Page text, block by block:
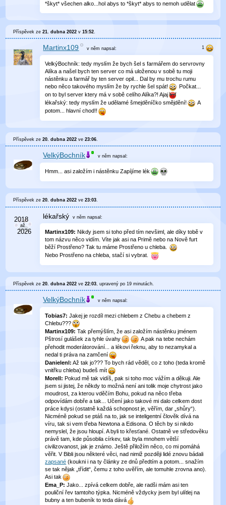
*škyt* všechen alko...hol abys to *škyt* abys to nemoh udělat
Příspěvek ze21. dubna 2022 v15:52
Martinx109 v němnapsal:
VelkýBochník: tedy myslím že bych šel s farmářem do servrovny
Alíka a našel bych ten server co má uloženou v sobě tu moji
nástěnku a farmář by ten server opil... Dal by mu trochu rumu
nebo něco takového myslím že by rychle šel spát!
Počkat...
on to byl server ktery má v sobě celího Alíka?! Ajaj
lékařský: tedy myslím že udělamé šmejděníčko smějdění!
A
potom... hlavní chod!!
Příspěvek ze20. dubna 2022 ve23:06
VelkýBochník v němnapsal:
Hmm... asi založím i nástěnku Zapíjíme lék
Příspěvek ze20. dubna 2022 ve23:03
lékařský v něm napsal:
Martinx109: Nikdy jsem si toho před tím nevšiml, ale díky tobě v
tom názvu něco vidím. Víte jak asi na Primě nebo na Nově furt
běží Prostřeno? Tak tu máme Prostřeno u chleba.
Nebo Prostřeno na chleba, stačí si vybrat.
Příspěvek ze20. dubna 2022 ve22:03 , upravenýpo 19 minutách
VelkýBochník v němnapsal:
Tobias7: Jakej je rozdíl mezi chlebem z Chebu a chebem z
Chlebu???
Martinx109: Tak přemýšlím, že asi založím nástěnku jménem
Pštrosí gulášek za tyhle úvahy
A pak na tebe nechám
přehodit moderátorování... a lékovi řeknu, aby to nezamykal a
nedal ti práva na zamčení
Danielenl: Až tak jo??? To bych rád věděl, co z toho (teda kromě
vnitřku chleba) budeš mít
Morell: Pokud mě tak vidíš, pak si toho moc vážím a děkuji. Ale
jsem si jistej, že někdy to možná není ani tolik moje chytrost jako
moudrost, za kterou vděčím Bohu, pokud na něco třeba
odpovídám dobře a tak... Učení jako takové mi dalo celkem dost
práce kdysi (ostatně každá schopnost je, věřím, dar „shůry“).
Nicméně pokud se ptáš na to, jak se inteligentní člověk dívá na
víru, tak si vem třeba Newtona a Edisona. O těch by si nikdo
nemyslel, že jsou hloupí. A byli to křesťané. Ostatně ve středověku
právě tam, kde působila církev, tak byla mnohem větší
civilizovanost, jak je známo. Ještě přiložím něco, co mi pomáhá
věřit. V Bibli jsou některé věci, nad nimiž později lidé znovu bádali
zapsané (koukni i na ty články ze dnů předtím a potom... snažím
se tak nějak „třídit“, čemu z toho uvěřím, ale tomuhle zrovna ano).
Asi tak
Ema_P: Jako... zpívá celkem dobře, ale radši mám asi ten
pouliční řev tamtoho týpka. Nicméně vždycky jsem byl ulítlej na
bubny a ten bubeník to teda dává